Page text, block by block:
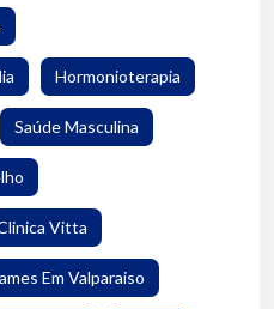
Hormonioterapia
Saúde Masculina
Vitta
Em Valparaiso